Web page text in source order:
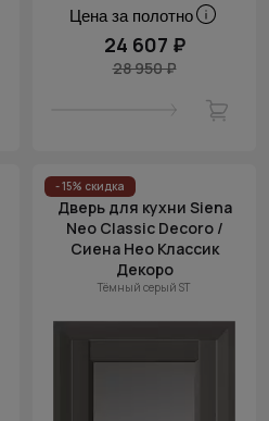
Цена за полотно
24 607 ₽
28 950 ₽
- 15% скидка
Дверь для кухни Siena
Neo Classic Decoro /
Сиена Нео Классик
Декоро
Тёмный серый ST